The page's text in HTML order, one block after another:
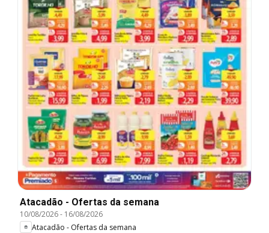
Atacadão - Ofertas da semana
10/08/2026- 16/08/2026
Atacadão - Ofertas da semana